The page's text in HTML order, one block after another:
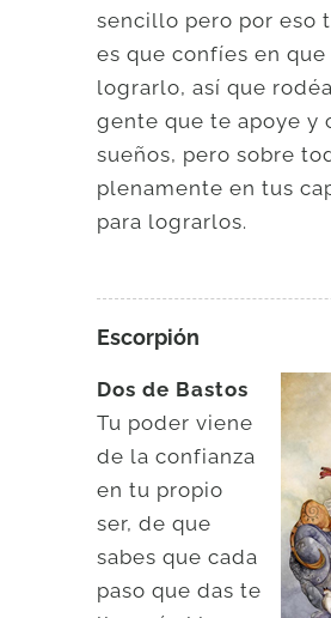
sencillo pero por eso
es que confíes en
lograrlo, así que
gente que te apoye y
sueños, pero sobre
plenamente en tus
para lograrlos.
Escorpión
Dos de Bastos
Tu poder viene
de la confianza
en tu propio
ser, de que
sabes que cada
paso que das te